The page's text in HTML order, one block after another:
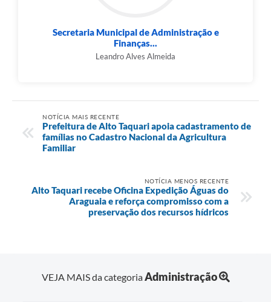
Secretaria Municipal de Administração e
Finanças...
Leandro Alves Almeida
NOTÍCIA MAIS RECENTE
Prefeitura de Alto Taquari apoia cadastramento de
famílias no Cadastro Nacional da Agricultura
Familiar
NOTÍCIA MENOS RECENTE
Alto Taquari recebe Oficina Expedição Águas do
Araguaia e reforça compromisso com a
preservação dos recursos hídricos
VEJA MAIS da categoriaAdministração